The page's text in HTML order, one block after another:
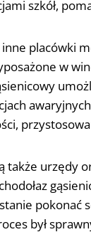
szkół,
placówki
w
także urzędy
pokonać
był